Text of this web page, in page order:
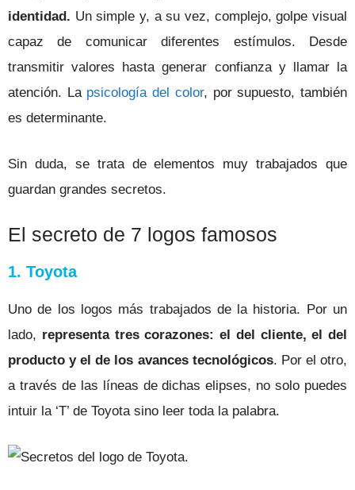
identidad. Un simple y, a su vez, complejo, golpe visual
capaz de comunicar diferentes estímulos. Desde
transmitir valores hasta generar confianza y llamar la
atención. La psicología del color, por supuesto, también
es determinante.
Sin duda, se trata de elementos muy trabajados que
guardan grandes secretos.
El secreto de 7 logos famosos
1. Toyota
Uno de los logos más trabajados de la historia. Por un
lado, representa tres corazones: el del cliente, el del
producto y el de los avances tecnológicos. Por el otro,
a través de las líneas de dichas elipses, no solo puedes
intuir la ‘T’ de Toyota sino leer toda la palabra.